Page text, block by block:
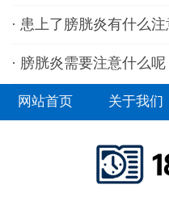
· 患上了膀胱炎有什么注
· 膀胱炎需要注意什么呢
网站首页 关于我们